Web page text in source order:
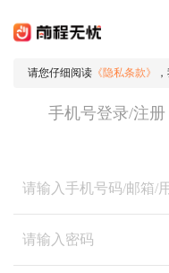
请您仔细阅读 《隐私条款》
手机号登录/注册